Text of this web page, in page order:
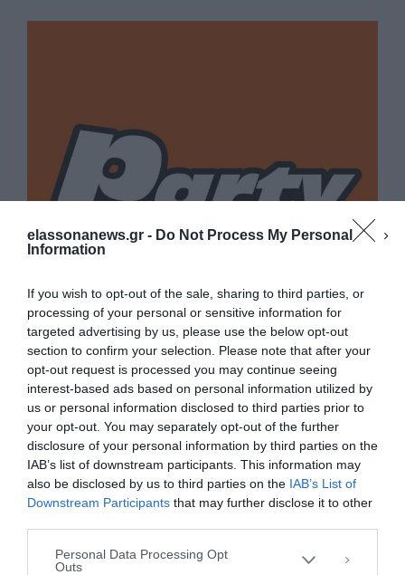
elassonanews.gr - Do Not Process My Personal
Information
If you wish to opt-out of the sale, sharing to third parties, or
processing of your personal or sensitive information for
targeted advertising by us, please use the below opt-out
section to confirm your selection. Please note that after your
opt-out request is processed you may continue seeing
interest-based ads based on personal information utilized by
us or personal information disclosed to third parties prior to
your opt-out. You may separately opt-out of the further
disclosure of your personal information by third parties on the
IAB’s list of downstream participants. This information may
also be disclosed by us to third parties on the IAB’s List of
Downstream Participants that may further disclose it to other
Personal Data Processing Opt
Outs
Διαχείριση Συγκατάθεσης
Για να παρέχουμε την καλύτερη εμπειρία, χρησιμοποιούμε τεχνολογίες όπως
cookies για την αποθήκευση ή/και την πρόσβαση σε πληροφορίες συσκευών.
Η συγκατάθεση για τις εν λόγω τεχνολογίες θα μας επιτρέψει να
επεξεργαστούμε δεδομένα προσωπικού χαρακτήρα, όπως συμπεριφορά
περιήγησης ή μοναδικά αναγνωριστικά σε αυτόν τον ιστότοπο. Η μη
συγκατάθεση ή η ανάκληση της συγκατάθεσης, μπορεί να επηρεάσει
αρνητικά ορισμένες λειτουργίες και δυνατότητες.